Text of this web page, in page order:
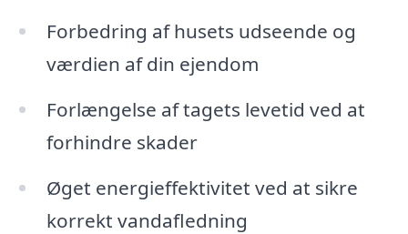
Forbedring af husets udseende og
værdien af din ejendom
Forlængelse af tagets levetid ved at
forhindre skader
Øget energieffektivitet ved at sikre
korrekt vandafledning